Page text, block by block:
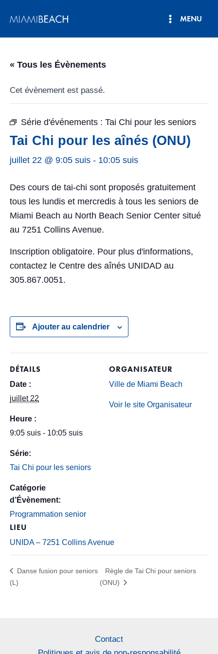
MENU
« Tous les Évènements
Cet évènement est passé.
Série d'événements : Tai Chi pour les seniors
Tai Chi pour les aînés (ONU)
juillet 22 @ 9:05 suis - 10:05 suis
Des cours de tai-chi sont proposés gratuitement
tous les lundis et mercredis à tous les seniors de
Miami Beach au North Beach Senior Center situé
au 7251 Collins Avenue.
Inscription obligatoire. Pour plus d'informations,
contactez le Centre des aînés UNIDAD au
305.867.0051.
Ajouter au calendrier
DÉTAILS
Date :
juillet 22
Heure :
9:05 suis - 10:05 suis
Série:
Tai Chi pour les seniors
Catégorie
d’Évènement:
Programmation senior
LIEU
UNIDA – 7251 Collins Avenue
ORGANISATEUR
Ville de Miami Beach
Voir le site Organisateur
Danse fusion pour seniors
(L)
Règle de Tai Chi pour seniors
(ONU)
Contact